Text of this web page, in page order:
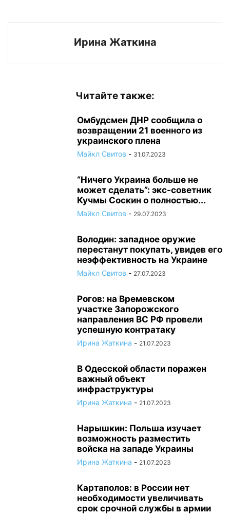
Ирина Жаткина
Читайте также:
Омбудсмен ДНР сообщила о
возвращении 21 военного из
украинского плена
Майкл Свитов - 31.07.2023
“Ничего Украина больше не
может сделать”: экс-советник
Кучмы Соскин о полностью...
Майкл Свитов - 29.07.2023
Володин: западное оружие
перестанут покупать, увидев его
неэффективность на Украине
Майкл Свитов - 27.07.2023
Рогов: на Времевском
участке Запорожского
направления ВС РФ провели
успешную контратаку
Ирина Жаткина - 21.07.2023
В Одесской области поражен
важный объект
инфраструктуры
Ирина Жаткина - 21.07.2023
Нарышкин: Польша изучает
возможность разместить
войска на западе Украины
Ирина Жаткина - 21.07.2023
Картаполов: в России нет
необходимости увеличивать
срок срочной службы в армии